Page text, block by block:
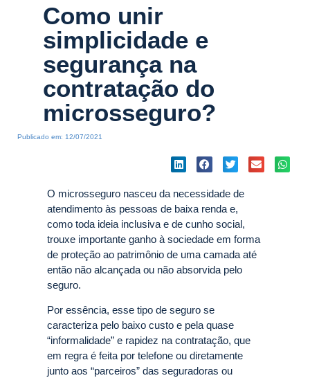
Como unir
simplicidade e
segurança na
contratação do
microsseguro?
Publicado em: 12/07/2021
O microsseguro nasceu da necessidade de
atendimento às pessoas de baixa renda e,
como toda ideia inclusiva e de cunho social,
trouxe importante ganho à sociedade em forma
de proteção ao patrimônio de uma camada até
então não alcançada ou não absorvida pelo
seguro.
Por essência, esse tipo de seguro se
caracteriza pelo baixo custo e pela quase
“informalidade” e rapidez na contratação, que
em regra é feita por telefone ou diretamente
junto aos “parceiros” das seguradoras ou